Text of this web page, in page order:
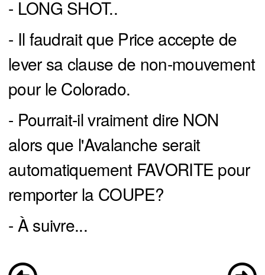
- LONG SHOT..
- Il faudrait que Price accepte de
lever sa clause de non-mouvement
pour le Colorado.
- Pourrait-il vraiment dire NON
alors que l'Avalanche serait
automatiquement FAVORITE pour
remporter la COUPE?
- À suivre...